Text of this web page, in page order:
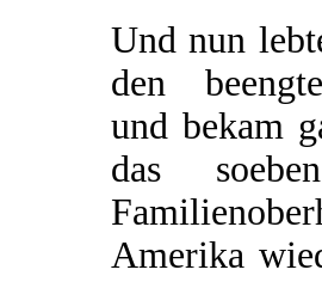
Und nun
den
und bekam
das
Amerika